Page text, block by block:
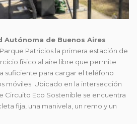
Autónoma de Buenos Aires
Patricios la primera estación de
físico al aire libre que permite
suficiente para cargar el teléfono
móviles. Ubicado en la intersección
Circuito Eco Sostenible se encuentra
fija, una manivela, un remo y un